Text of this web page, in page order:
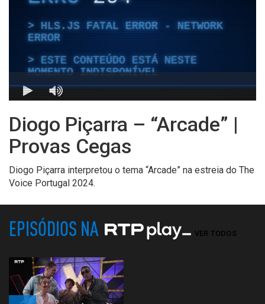
Diogo Piçarra – “Arcade” |
Provas Cegas
Diogo Piçarra interpretou o tema “Arcade” na estreia do The
Voice Portugal 2024.
EPISÓDIOS NA VER TODOS